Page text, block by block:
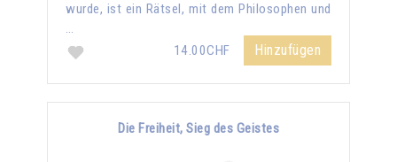
wurde, ist ein Rätsel, mit dem Philosophen und
…
14.00CHF
Hinzufügen
Die Freiheit, Sieg des Geistes